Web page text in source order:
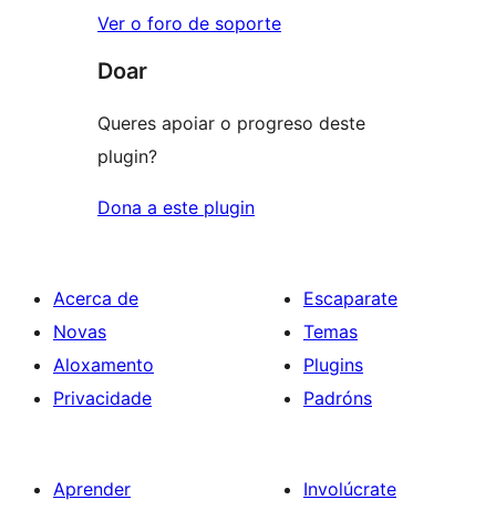
Ver o foro de soporte
Doar
Queres apoiar o progreso deste
plugin?
Dona a este plugin
Acerca de
Novas
Aloxamento
Privacidade
Escaparate
Temas
Plugins
Padróns
Aprender
Involúcrate